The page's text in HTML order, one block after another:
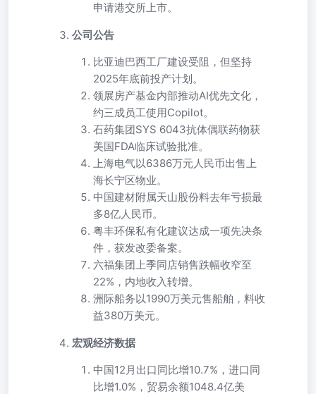
申请港交所上市。
公司公告
比亚迪巴西工厂建设受阻，但坚持
2025年底前投产计划。
领展房产基金内部推动AI优先文化，
约三成员工使用Copilot。
石药集团SYS 6043抗体偶联药物获
美国FDA临床试验批准。
上海电气以6386万元人民币出售上
海长宁区物业。
中国建材附属天山股份料去年亏损最
多8亿人民币。
粤丰环保私有化建议达成一项先决条
件，获发改委备案。
六福集团上季同店销售跌幅收窄至
22%，内地收入转增。
洲际船务以1990万美元售船舶，料收
益380万美元。
宏观经济数据
中国12月出口同比增10.7%，进口同
比增1.0%，贸易余额1048.4亿美